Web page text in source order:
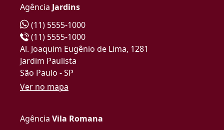
Agência Jardins
(11) 5555-1000
(11) 5555-1000
Al. Joaquim Eugênio de Lima, 1281
Jardim Paulista
São Paulo - SP
Ver no mapa
Agência Vila Romana